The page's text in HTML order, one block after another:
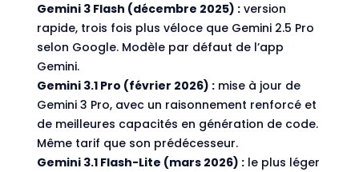
Gemini 3 Flash (décembre 2025) : version
rapide, trois fois plus véloce que Gemini 2.5 Pro
selon Google. Modèle par défaut de l’app
Gemini.
Gemini 3.1 Pro (février 2026) : mise à jour de
Gemini 3 Pro, avec un raisonnement renforcé et
de meilleures capacités en génération de code.
Même tarif que son prédécesseur.
Gemini 3.1 Flash-Lite (mars 2026) : le plus léger